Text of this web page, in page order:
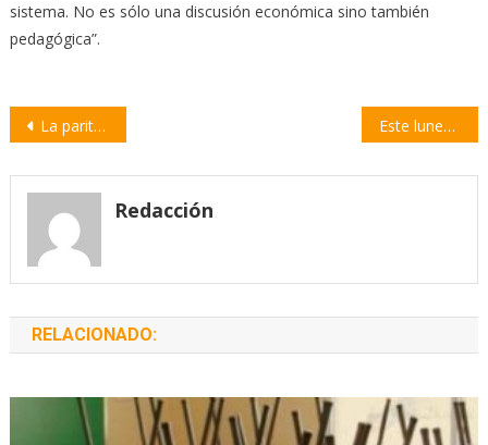
sistema. No es sólo una discusión económica sino también
pedagógica”.
Navegación
entradas
La paritaria docente comenzó sin propuesta salarial y con muchos cuestionamientos Este lunes comienza el período de inscripción para el ingreso a la Policía
Redacción
RELACIONADO: